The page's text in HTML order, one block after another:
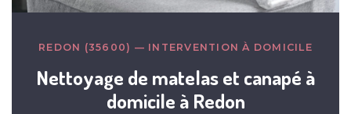
REDON (35600) — INTERVENTION À DOMICILE
Nettoyage de matelas et canapé à
domicile à Redon